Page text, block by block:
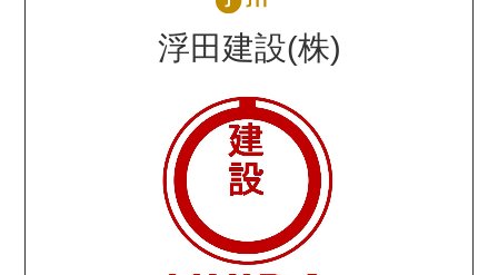
浮田建設(株)